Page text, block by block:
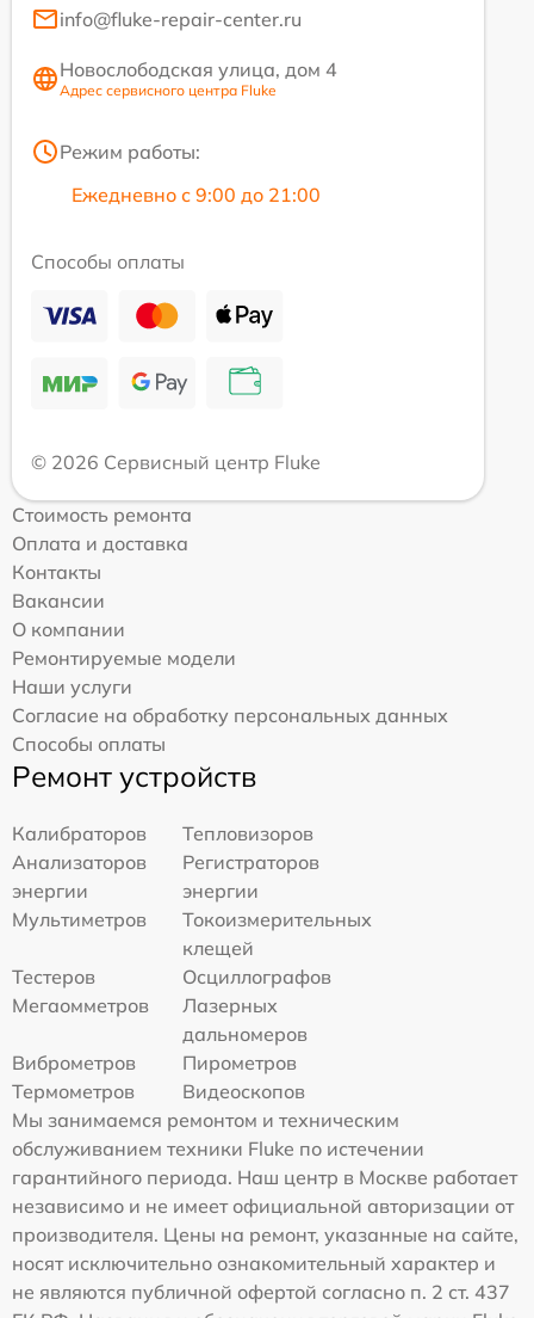
info@fluke-repair-center.ru
Новослободская улица, дом 4
Адрес сервисного центра Fluke
Режим работы:
Ежедневно с 9:00 до 21:00
Способы оплаты
© 2026 Сервисный центр Fluke
Стоимость ремонта
Оплата и доставка
Контакты
Вакансии
О компании
Ремонтируемые модели
Наши услуги
Согласие на обработку персональных данных
Способы оплаты
Ремонт устройств
Калибраторов
Тепловизоров
Анализаторов
энергии
Регистраторов
энергии
Мультиметров
Токоизмерительных
клещей
Тестеров
Осциллографов
Мегаомметров
Лазерных
дальномеров
Виброметров
Пирометров
Термометров
Видеоскопов
Мы занимаемся ремонтом и техническим
обслуживанием техники Fluke по истечении
гарантийного периода. Наш центр в Москве работает
независимо и не имеет официальной авторизации от
производителя. Цены на ремонт, указанные на сайте,
носят исключительно ознакомительный характер и
не являются публичной офертой согласно п. 2 ст. 437